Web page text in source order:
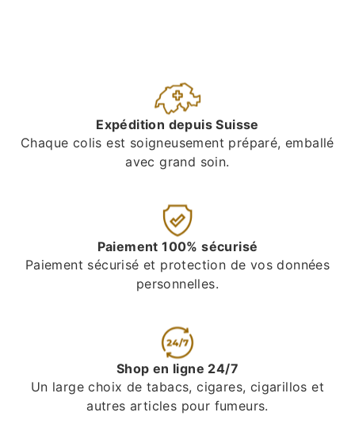
Expédition depuis Suisse
Chaque colis est soigneusement préparé, emballé
avec grand soin.
Paiement 100% sécurisé
Paiement sécurisé et protection de vos données
personnelles.
Shop en ligne 24/7
Un large choix de tabacs, cigares, cigarillos et
autres articles pour fumeurs.